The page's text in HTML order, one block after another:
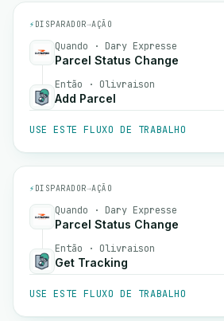
⚡ DISPARADOR→AÇÃO
Quando · Dary Expresse
Parcel Status Change
Então · Olivraison
Add Parcel
USE ESTE FLUXO DE TRABALHO
⚡ DISPARADOR→AÇÃO
Quando · Dary Expresse
Parcel Status Change
Então · Olivraison
Get Tracking
USE ESTE FLUXO DE TRABALHO